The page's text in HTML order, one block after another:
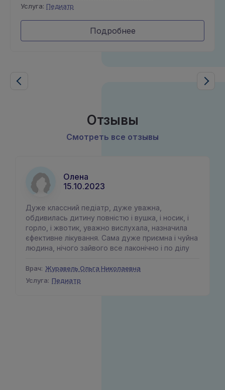
Услуга: Педиатр
Подробнее
Отзывы
Смотреть все отзывы
Олена
15.10.2023
Дуже классний педіатр, дуже уважна,
обдивилась дитину повністю і вушка, і носик, і
горло, і жвотик, уважно вислухала, назначила
єфективне лікування. Сама дуже приємна і чуйна
людина, нічого зайвого все лаконічно і по ділу
Врач: Журавель Ольга Николаевна
Услуга: Педиатр